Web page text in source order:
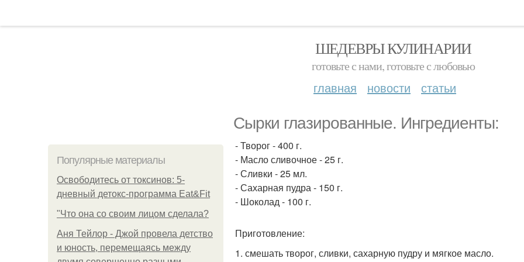
ШЕДЕВРЫ КУЛИНАРИИ
готовьте с нами, готовьте с любовью
главная новости статьи
Сырки глазированные. Ингредиенты:
Популярные материалы
Освободитесь от токсинов: 5-
дневный детокс-программа Eat&Fit
"Что она со своим лицом сделала?
Аня Тейлор - Джой провела детство
и юность, перемещаясь между
- Творог - 400 г.
- Масло сливочное - 25 г.
- Сливки - 25 мл.
- Сахарная пудра - 150 г.
- Шоколад - 100 г.
Приготовление:
1. смешать творог, сливки, сахарную пудру и мягкое масло.